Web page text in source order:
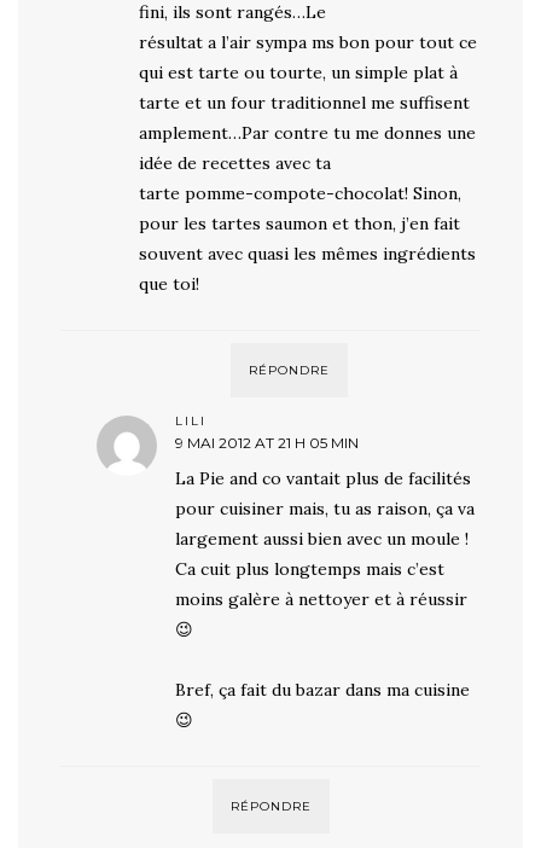
fini, ils sont rangés…Le
résultat a l’air sympa ms bon pour tout ce
qui est tarte ou tourte, un simple plat à
tarte et un four traditionnel me suffisent
amplement…Par contre tu me donnes une
idée de recettes avec ta
tarte pomme-compote-chocolat! Sinon,
pour les tartes saumon et thon, j’en fait
souvent avec quasi les mêmes ingrédients
que toi!
RÉPONDRE
LILI
9 MAI 2012 AT 21 H 05 MIN
La Pie and co vantait plus de facilités
pour cuisiner mais, tu as raison, ça va
largement aussi bien avec un moule !
Ca cuit plus longtemps mais c’est
moins galère à nettoyer et à réussir
😉
Bref, ça fait du bazar dans ma cuisine
😉
RÉPONDRE